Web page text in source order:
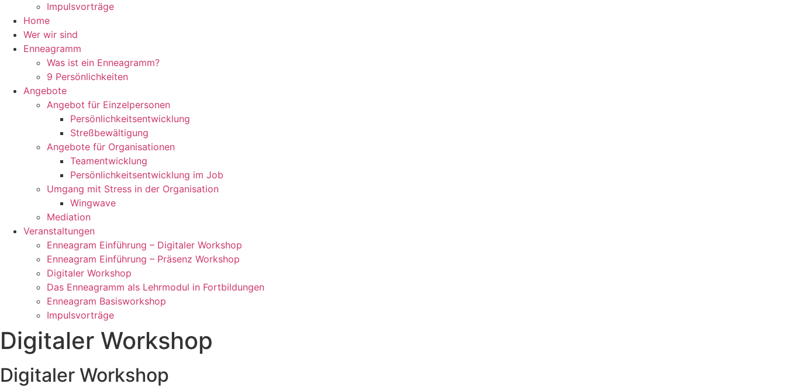
Impulsvorträge
Home
Wer wir sind
Enneagramm
Was ist ein Enneagramm?
9 Persönlichkeiten
Angebote
Angebot für Einzelpersonen
Persönlichkeitsentwicklung
Streßbewältigung
Angebote für Organisationen
Teamentwicklung
Persönlichkeitsentwicklung im Job
Umgang mit Stress in der Organisation
Wingwave
Mediation
Veranstaltungen
Enneagram Einführung – Digitaler Workshop
Enneagram Einführung – Präsenz Workshop
Digitaler Workshop
Das Enneagramm als Lehrmodul in Fortbildungen
Enneagram Basisworkshop
Impulsvorträge
Digitaler Workshop
Digitaler Workshop